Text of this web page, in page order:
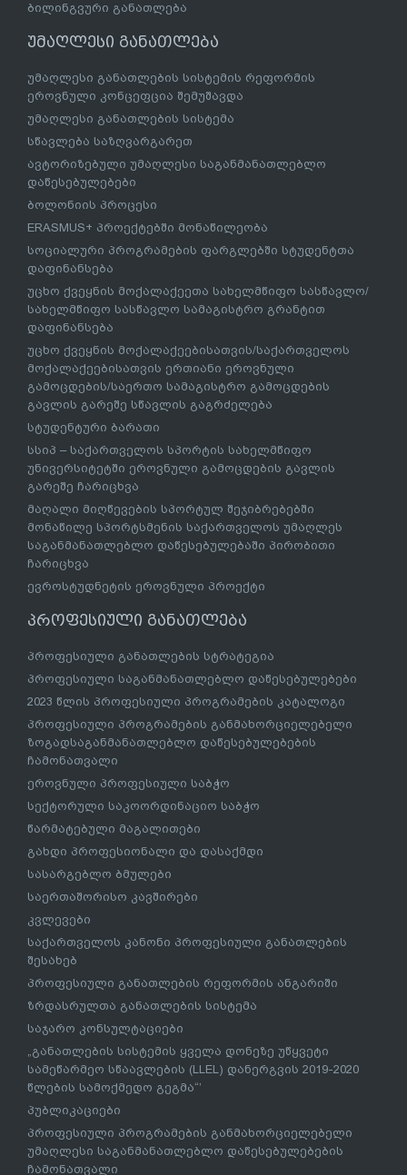
ბილინგვური განათლება
უმაღლესი განათლება
უმაღლესი განათლების სისტემის რეფორმის
ეროვნული კონცეფცია შემუშავდა
უმაღლესი განათლების სისტემა
სწავლება საზღვარგარეთ
ავტორიზებული უმაღლესი საგანმანათლებლო
დაწესებულებები
ბოლონიის პროცესი
ERASMUS+ პროექტებში მონაწილეობა
სოციალური პროგრამების ფარგლებში სტუდენტთა
დაფინანსება
უცხო ქვეყნის მოქალაქეეთა სახელმწიფო სასწავლო/
სახელმწიფო სასწავლო სამაგისტრო გრანტით
დაფინანსება
უცხო ქვეყნის მოქალაქეებისათვის/საქართველოს
მოქალაქეებისათვის ერთიანი ეროვნული
გამოცდების/საერთო სამაგისტრო გამოცდების
გავლის გარეშე სწავლის გაგრძელება
სტუდენტური ბარათი
სსიპ – საქართველოს სპორტის სახელმწიფო
უნივერსიტეტში ეროვნული გამოცდების გავლის
გარეშე ჩარიცხვა
მაღალი მიღწევების სპორტულ შეჯიბრებებში
მონაწილე სპორტსმენის საქართველოს უმაღლეს
საგანმანათლებლო დაწესებულებაში პირობითი
ჩარიცხვა
ევროსტუდნეტის ეროვნული პროექტი
პროფესიული განათლება
პროფესიული განათლების სტრატეგია
პროფესიული საგანმანათლებლო დაწესებულებები
2023 წლის პროფესიული პროგრამების კატალოგი
პროფესიული პროგრამების განმახორციელებელი
ზოგადსაგანმანათლებლო დაწესებულებების
ჩამონათვალი
ეროვნული პროფესიული საბჭო
სექტორული საკოორდინაციო საბჭო
წარმატებული მაგალითები
გახდი პროფესიონალი და დასაქმდი
სასარგებლო ბმულები
საერთაშორისო კავშირები
კვლევები
საქართველოს კანონი პროფესიული განათლების
შესახებ
პროფესიული განათლების რეფორმის ანგარიში
ზრდასრულთა განათლების სისტემა
საჯარო კონსულტაციები
„განათლების სისტემის ყველა დონეზე უწყვეტი
სამეწარმეო სწაავლების (LLEL) დანერგვის 2019-2020
წლების სამოქმედო გეგმა“’
პუბლიკაციები
პროფესიული პროგრამების განმახორციელებელი
უმაღლესი საგანმანათლებლო დაწესებულებების
ჩამონათვალი